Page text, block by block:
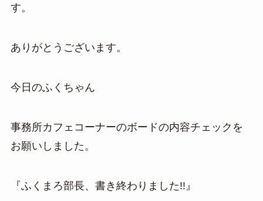
す。
ありがとうございます。
今日のふくちゃん
事務所カフェコーナーのボードの内容チェックを
お願いしました。
『ふくまろ部長、書き終わりました!!』